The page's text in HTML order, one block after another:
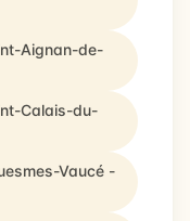
Aignan-de-
Calais-du-
Vaucé -